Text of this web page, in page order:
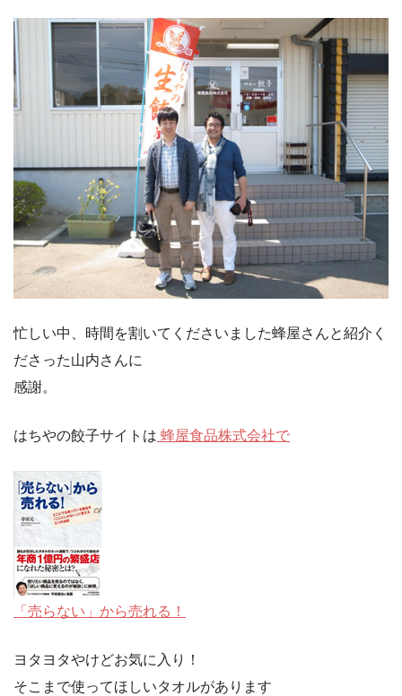
忙しい中、時間を割いてくださいました蜂屋さんと紹介く
ださった山内さんに
感謝。
はちやの餃子サイトは 蜂屋食品株式会社で
「売らない」から売れる！
ヨタヨタやけどお気に入り！
そこまで使ってほしいタオルがあります